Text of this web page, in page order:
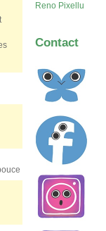
Reno Pixellu
Contact